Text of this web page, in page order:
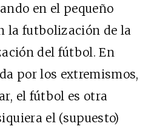
en el pequeño
la futbolización de la
del fútbol. En
por los extremismos,
el fútbol es otra
el (supuesto)